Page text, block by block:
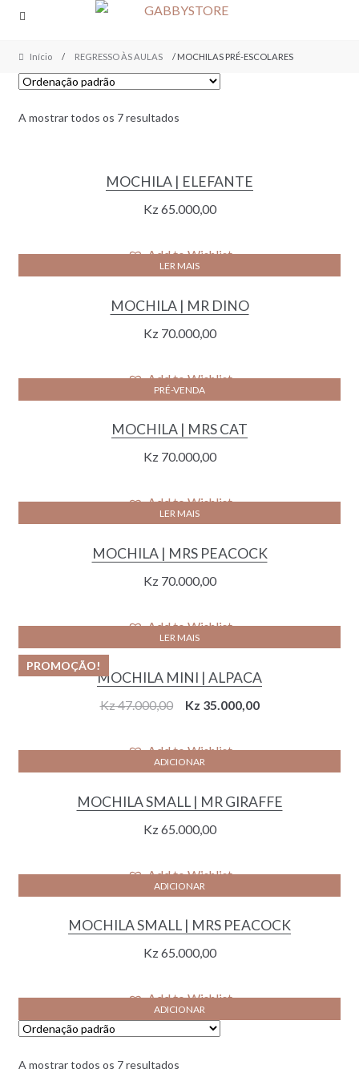
Skip
navigation
Skip
content
Início / REGRESSO ÀS AULAS / MOCHILAS PRÉ-ESCOLARES
A mostrar todos os 7 resultados
MOCHILA | ELEFANTE
Kz65.000,00
Add to Wishlist
LER MAIS
MOCHILA | MR DINO
Kz70.000,00
Add to Wishlist
PRÉ-VENDA
MOCHILA | MRS CAT
Kz70.000,00
Add to Wishlist
LER MAIS
MOCHILA | MRS PEACOCK
Kz70.000,00
Add to Wishlist
LER MAIS
MOCHILA MINI | ALPACA
PROMOÇÃO!
Kz47.000,00
Original
was:
Kz 47.000,00.
Kz 35.000,00Current
Add to Wishlist
ADICIONAR
MOCHILA SMALL | MR GIRAFFE
Kz65.000,00
Add to Wishlist
ADICIONAR
MOCHILA SMALL | MRS PEACOCK
Kz65.000,00
Add to Wishlist
ADICIONAR
A mostrar todos os 7 resultados